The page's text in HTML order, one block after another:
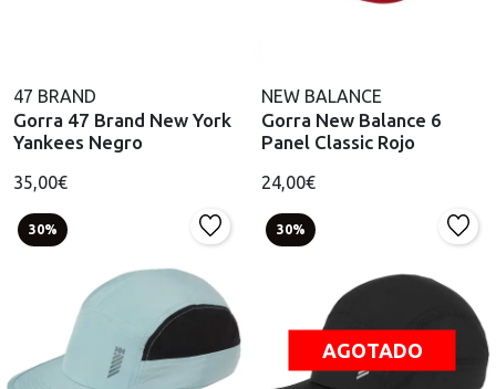
47 BRAND
Gorra 47 Brand New York
Yankees Negro
35,00€
NEW BALANCE
Gorra New Balance 6
Panel Classic Rojo
24,00€
30% 30%
AGOTADO